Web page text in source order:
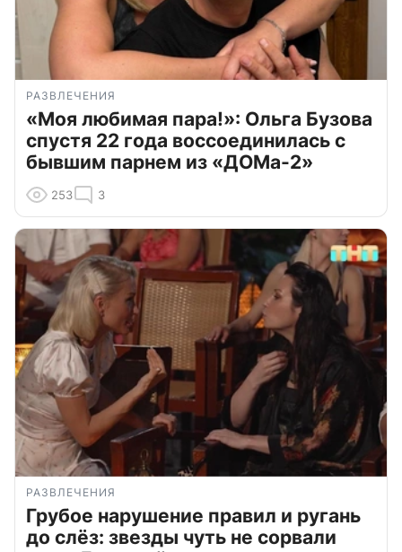
РАЗВЛЕЧЕНИЯ
«Моя любимая пара!»: Ольга Бузова
спустя 22 года воссоединилась с
бывшим парнем из «ДОМа-2»
253 3
РАЗВЛЕЧЕНИЯ
Грубое нарушение правил и ругань
до слёз: звезды чуть не сорвали